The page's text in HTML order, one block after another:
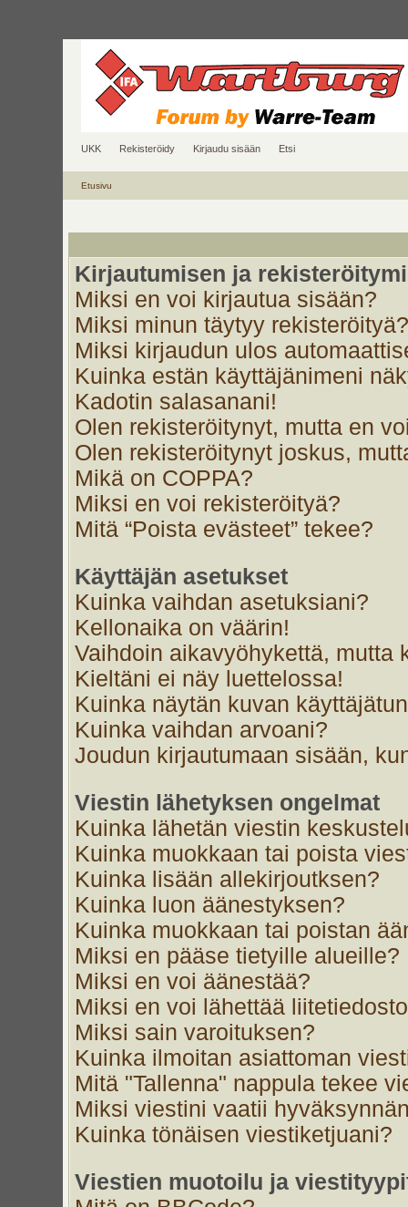
UKK Rekisteröidy Kirjaudu sisään Etsi
Etusivu
Kirjautumisen ja
Miksi en voi kirjautua sisään?
Miksi minun täytyy rekisteröityä?
Miksi kirjaudun ulos
Kuinka estän käyttäjänimeni
Kadotin salasanani!
Olen rekisteröitynyt, mutta en
Olen rekisteröitynyt joskus,
Mikä on COPPA?
Miksi en voi rekisteröityä?
Mitä “Poista evästeet” tekee?
Käyttäjän asetukset
Kuinka vaihdan asetuksiani?
Kellonaika on väärin!
Vaihdoin aikavyöhykettä, mutta
Kieltäni ei näy luettelossa!
Kuinka näytän kuvan
Kuinka vaihdan arvoani?
Joudun kirjautumaan sisään,
Viestin lähetyksen ongelmat
Kuinka lähetän viestin
Kuinka muokkaan tai poista
Kuinka lisään allekirjoutksen?
Kuinka luon äänestyksen?
Kuinka muokkaan tai poistan
Miksi en pääse tietyille alueille?
Miksi en voi äänestää?
Miksi en voi lähettää
Miksi sain varoituksen?
Kuinka ilmoitan asiattoman
Mitä "Tallenna" nappula tekee
Miksi viestini vaatii
Kuinka tönäisen viestiketjuani?
Viestien muotoilu ja